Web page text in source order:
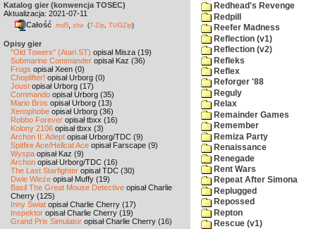
Katalog gier (konwencja TOSEC)
Aktualizacja: 2021-07-11
Całość md5 sha (7-Zip TUGZip)
Opisy gier
"Old Towers" (Atari ST) opisał Misza (19)
Submarine Commander opisał Kaz (36)
Frogs opisał Xeen (0)
Choplifter! opisał Urborg (0)
Joust opisał Urborg (17)
Commando opisał Urborg (35)
Mario Bros opisał Urborg (13)
Xenophobe opisał Urborg (36)
Robbo Forever opisał tbxx (16)
Kolony 2106 opisał tbxx (3)
Archon II: Adept opisał Urborg/TDC (9)
Spitfire Ace/Hellcat Ace opisał Farscape (9)
Wyspa opisał Kaz (9)
Archon opisał Urborg/TDC (16)
The Last Starfighter opisał TDC (30)
Dwie Wieże opisał Muffy (19)
Basil The Great Mouse Detective opisał Charlie
Cherry (125)
Inny Świat opisał Charlie Cherry (17)
Inspektor opisał Charlie Cherry (19)
Grand Prix Simulator opisał Charlie Cherry (16)
Redhead's Revenge
Redpill
Reefer Madness
Reflection (v1)
Reflection (v2)
Refleks
Reflex
Reforger '88
Reguly
Relax
Remainder Games
Remember
Remiza Party
Renaissance
Renegade
Rent Wars
Repeat After Simona
Replugged
Repossed
Repton
Rescue (v1)